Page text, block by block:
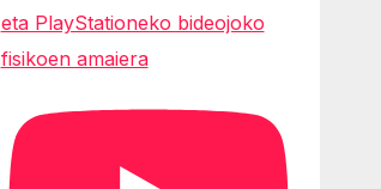
eta PlayStationeko bideojoko
fisikoen amaiera